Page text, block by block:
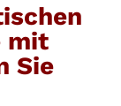
mit
Sie